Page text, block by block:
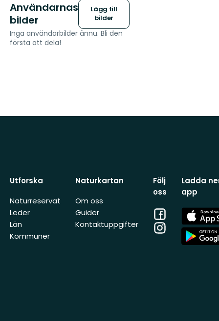
Användarnas
bilder
Lägg till
bilder
Inga användarbilder ännu. Bli den
första att dela!
Utforska
Naturreservat
Leder
Län
Kommuner
Naturkartan
Om oss
Guider
Kontaktuppgifter
Följ
oss
Facebook
Instagram
Ladda
app
App
Store
App
Store